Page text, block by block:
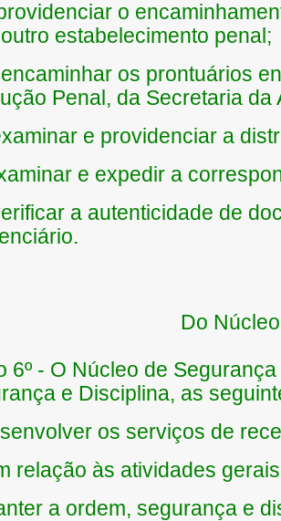
o
estabelecimento penal;
os prontuários
Penal, da Secretaria
e providenciar a
e expedir a
a autenticidade de
Do
6º - O Núcleo de
e Disciplina, as
os serviços de
relação às atividades
a ordem, segurança e